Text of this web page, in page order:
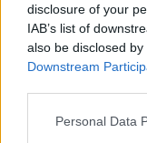
disclosure of your
IAB’s list of
also be disclosed
Downstream
Personal Data